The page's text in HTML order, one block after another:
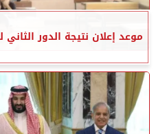
موعد إعلان نتيجة الدور الثاني